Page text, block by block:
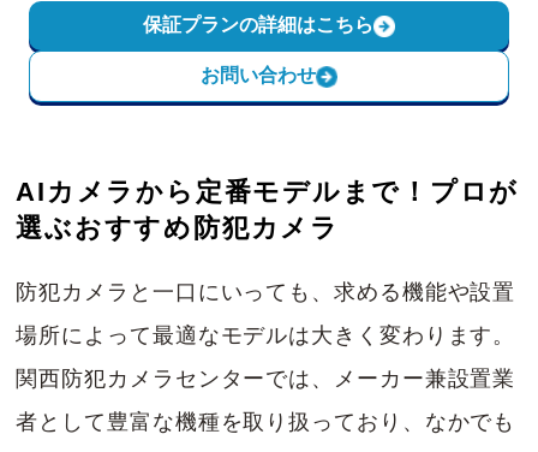
保証プランの詳細はこちら
お問い合わせ
AIカメラから定番モデルまで！プロが
選ぶおすすめ防犯カメラ
防犯カメラと一口にいっても、求める機能や設置
場所によって最適なモデルは大きく変わります。
関西防犯カメラセンターでは、メーカー兼設置業
者として豊富な機種を取り扱っており、なかでも